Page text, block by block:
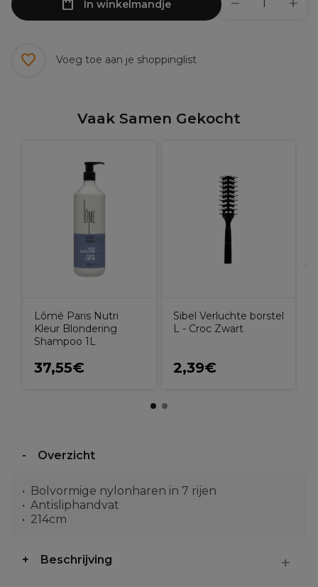
In winkelmandje
Voeg toe aan je shoppinglist
Vaak Samen Gekocht
Lômé Paris Nutri
Kleur Blondering
Shampoo 1L
37,55€
Sibel Verluchte borstel
L - Croc Zwart
2,39€
Overzicht
Bolvormige nylonharen in 7 rijen
Antisliphandvat
214cm
Beschrijving